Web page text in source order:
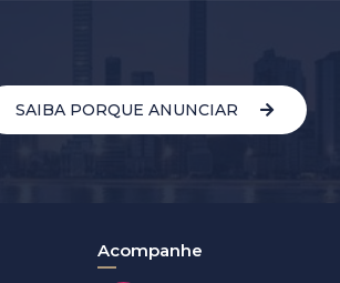
SAIBA PORQUE ANUNCIAR
Acompanhe